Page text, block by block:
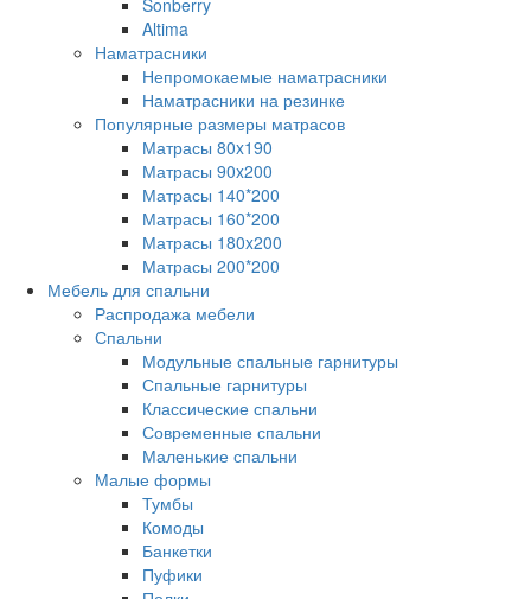
Sonberry
Altima
Наматрасники
Непромокаемые наматрасники
Наматрасники на резинке
Популярные размеры матрасов
Матрасы 80x190
Матрасы 90x200
Матрасы 140*200
Матрасы 160*200
Матрасы 180x200
Матрасы 200*200
Мебель для спальни
Распродажа мебели
Спальни
Модульные спальные гарнитуры
Спальные гарнитуры
Классические спальни
Современные спальни
Маленькие спальни
Малые формы
Тумбы
Комоды
Банкетки
Пуфики